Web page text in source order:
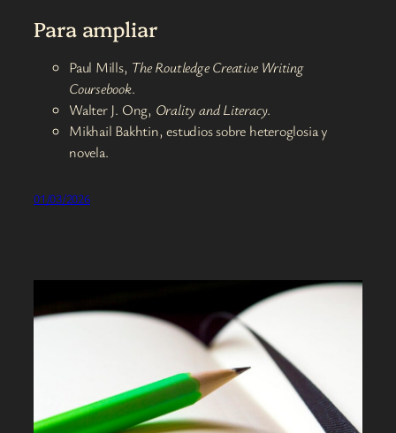
Para ampliar
Paul Mills, The Routledge Creative Writing
Coursebook.
Walter J. Ong, Orality and Literacy.
Mikhail Bakhtin, estudios sobre heteroglosia y
novela.
01/03/2026